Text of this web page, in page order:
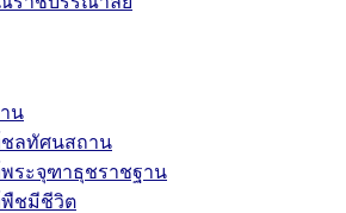
น
ลทัศนสถาน
ะจุฑาธุชราชฐาน
ชมีชีวิต